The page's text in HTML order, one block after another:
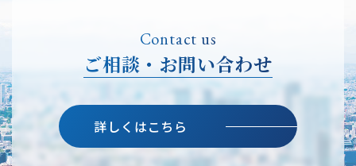
Contact us
ご相談・お問い合わせ
詳しくはこちら